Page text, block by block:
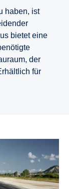
haben, ist
bietet eine
der
für